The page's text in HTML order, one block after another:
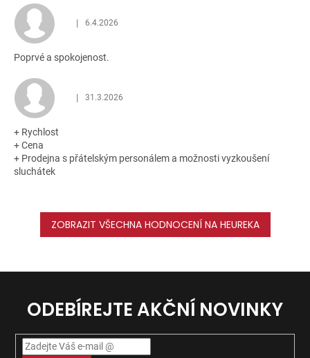
Hodnocení obchodu je 5 z 5 hvězdiček.
| 6.4.2026
Poprvé a spokojenost.
Hodnocení obchodu je 5 z 5 hvězdiček.
| 31.3.2026
+ Rychlost
+ Cena
+ Prodejna s přátelským personálem a možnosti vyzkoušení
sluchátek
ZOBRAZIT VŠECHNA HODNOCENÍ NA HEUREKA
ODEBÍREJTE AKČNÍ NOVINKY